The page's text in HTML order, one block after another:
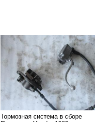
Тормозная система в сборе